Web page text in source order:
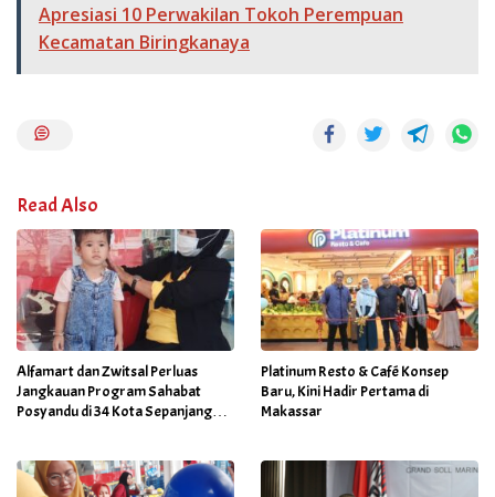
Apresiasi 10 Perwakilan Tokoh Perempuan
Kecamatan Biringkanaya
Read Also
Alfamart dan Zwitsal Perluas
Jangkauan Program Sahabat
Posyandu di 34 Kota Sepanjang
Platinum Resto & Café Konsep
Baru, Kini Hadir Pertama di
Makassar